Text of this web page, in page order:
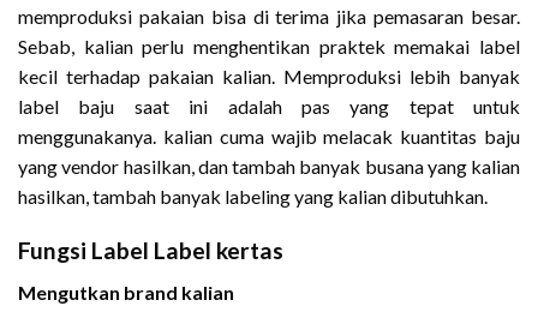
memproduksi pakaian bisa di terima jika pemasaran besar.
Sebab, kalian perlu menghentikan praktek memakai label
kecil terhadap pakaian kalian. Memproduksi lebih banyak
label baju saat ini adalah pas yang tepat untuk
menggunakanya. kalian cuma wajib melacak kuantitas baju
yang vendor hasilkan, dan tambah banyak busana yang kalian
hasilkan, tambah banyak labeling yang kalian dibutuhkan.
Fungsi Label Label kertas
Mengutkan brand kalian